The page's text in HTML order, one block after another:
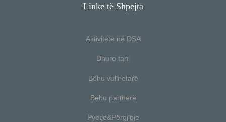
Linke të Shpejta
Aktivitete në DSA
Dhuro tani
Bëhu vullnetarë
Bëhu partnerë
Pyetje&Përgjigje